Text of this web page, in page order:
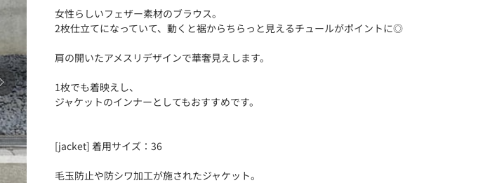
女性らしいフェザー素材のブラウス。
2枚仕立てになっていて、動くと裾からちらっと見えるチュールがポイントに◎
肩の開いたアメスリデザインで華奢見えします。
1枚でも着映えし、
ジャケットのインナーとしてもおすすめです。
[jacket] 着用サイズ：36
毛玉防止や防シワ加工が施されたジャケット。